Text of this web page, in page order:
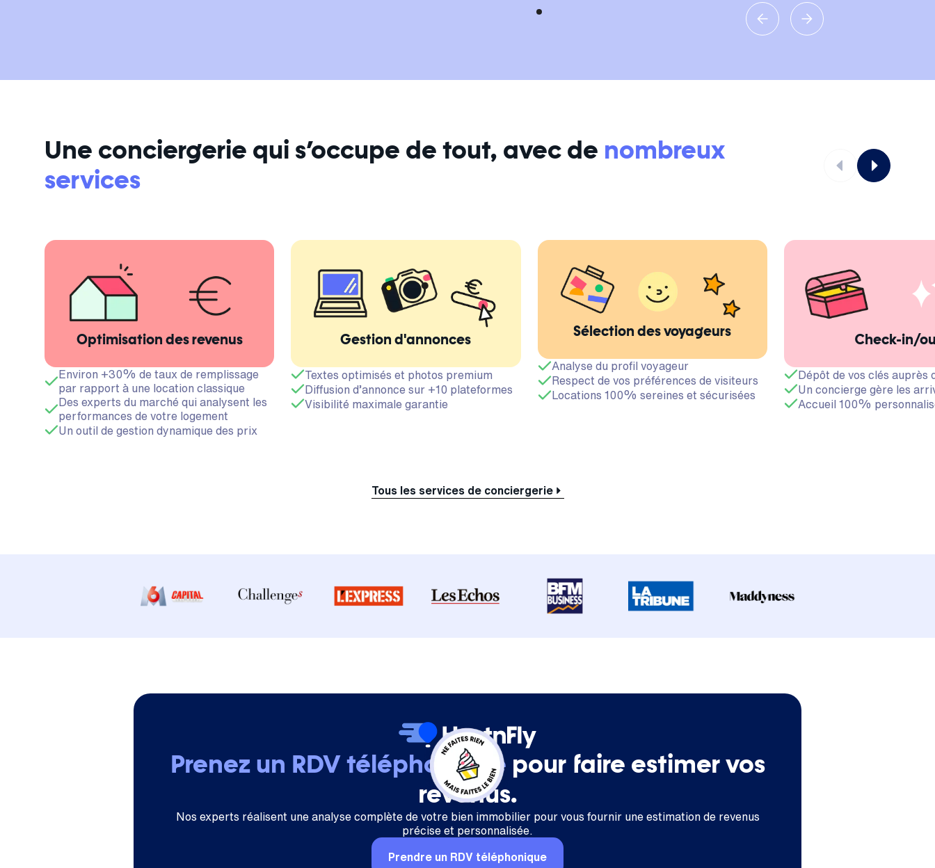
Une conciergerie qui s’occupe de tout, avec de nombreux
services
Optimisation des revenus
Environ +30% de taux de remplissage
par rapport à une location classique
Des experts du marché qui analysent les
performances de votre logement
Un outil de gestion dynamique des prix
Gestion d'annonces
Textes optimisés et photos premium
Diffusion d’annonce sur +10 plateformes
Visibilité maximale garantie
Sélection des voyageurs
Analyse du profil voyageur
Respect de vos préférences de visiteurs
Locations 100% sereines et sécurisées
Check-in/
Dépôt de vos clés auprès
Un concierge gère les
Accueil 100%
Tous les services de conciergerie
Prenez un RDV téléphonique pour faire estimer vos
revenus.
Nos experts réalisent une analyse complète de votre bien immobilier pour vous fournir une estimation de revenus
précise et personnalisée.
Prendre un RDV téléphonique